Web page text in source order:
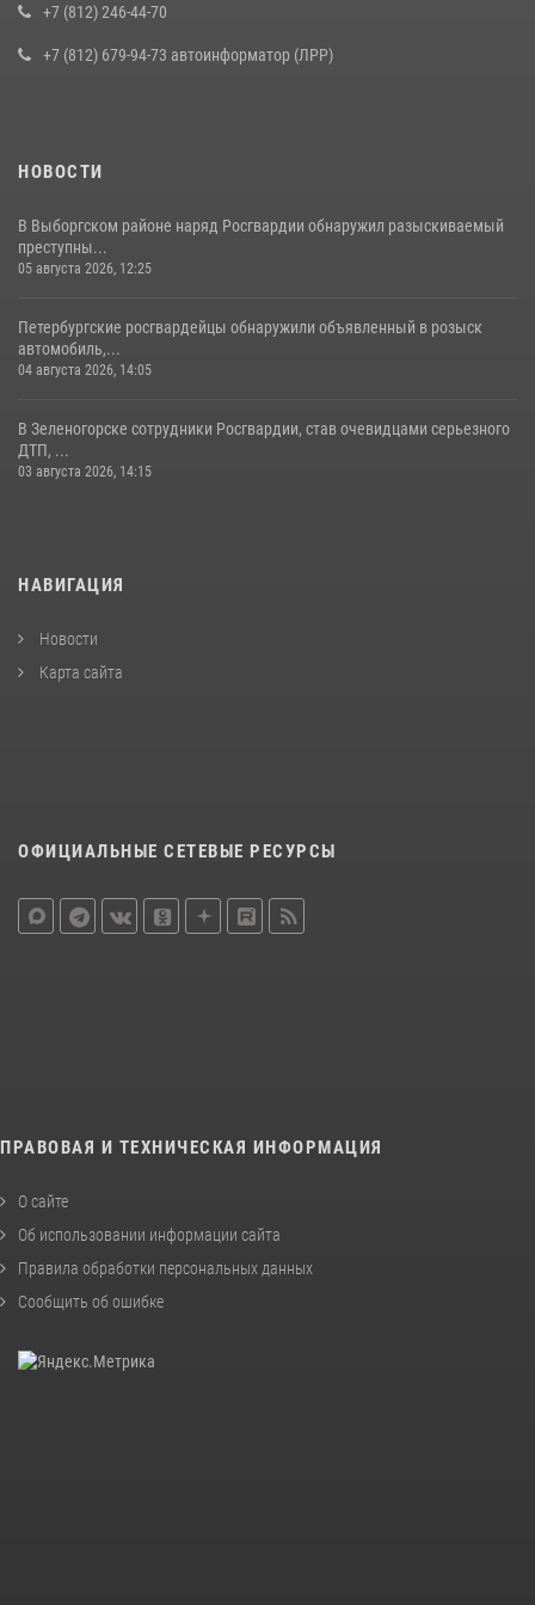
воспитанниками детского клуба «Умные каникулы»
+7 (812) 246-44-70
+7 (812) 679-94-73 автоинформатор (ЛРР)
НОВОСТИ
В Выборгском районе наряд Росгвардии обнаружил разыскиваемый
преступны...
05 августа 2026, 12:25
Петербургские росгвардейцы обнаружили объявленный в розыск
автомобиль,...
04 августа 2026, 14:05
В Зеленогорске сотрудники Росгвардии, став очевидцами серьезного
ДТП, ...
03 августа 2026, 14:15
НАВИГАЦИЯ
Новости
Карта сайта
ОФИЦИАЛЬНЫЕ СЕТЕВЫЕ РЕСУРСЫ
ПРАВОВАЯ И ТЕХНИЧЕСКАЯ ИНФОРМАЦИЯ
О сайте
Об использовании информации сайта
Правила обработки персональных данных
Сообщить об ошибке